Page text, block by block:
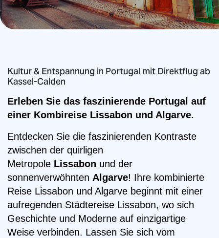
Kultur & Entspannung in Portugal mit Direktflug ab
Kassel-Calden
Erleben Sie das faszinierende Portugal auf
einer Kombireise Lissabon und Algarve.
Entdecken Sie die faszinierenden Kontraste
zwischen der quirligen
Metropole Lissabon und der
sonnenverwöhnten Algarve! Ihre kombinierte
Reise Lissabon und Algarve beginnt mit einer
aufregenden Städtereise Lissabon, wo sich
Geschichte und Moderne auf einzigartige
Weise verbinden. Lassen Sie sich vom